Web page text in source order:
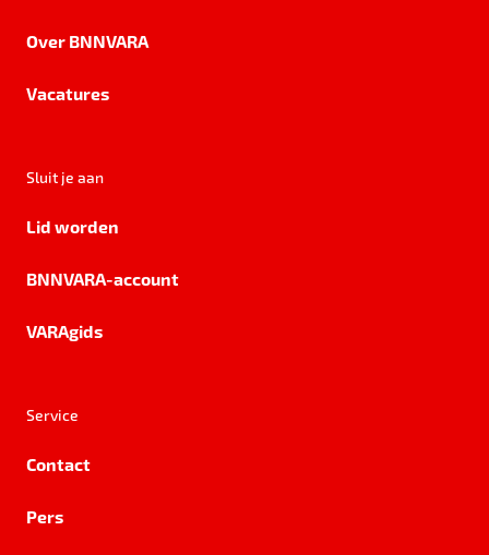
Over BNNVARA
Vacatures
Sluit je aan
Lid worden
BNNVARA-account
VARAgids
Service
Contact
Pers